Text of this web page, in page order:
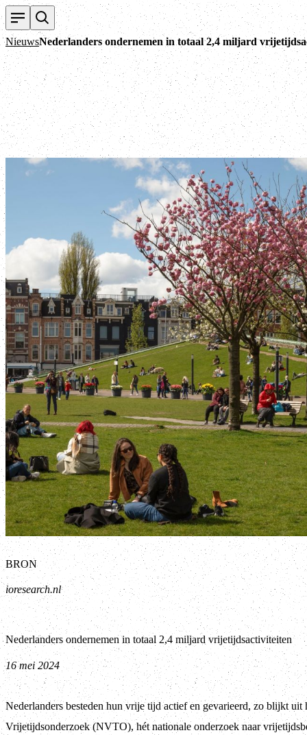
NieuwsNederlanders ondernemen in totaal 2,4 miljard
BRON
ioresearch.nl
Nederlanders ondernemen in totaal 2,4 miljard vrijetijdsactiviteiten
16 mei 2024
Nederlanders besteden hun vrije tijd actief en gevarieerd, zo blijkt uit
Vrijetijdsonderzoek (NVTO), hét nationale onderzoek naar